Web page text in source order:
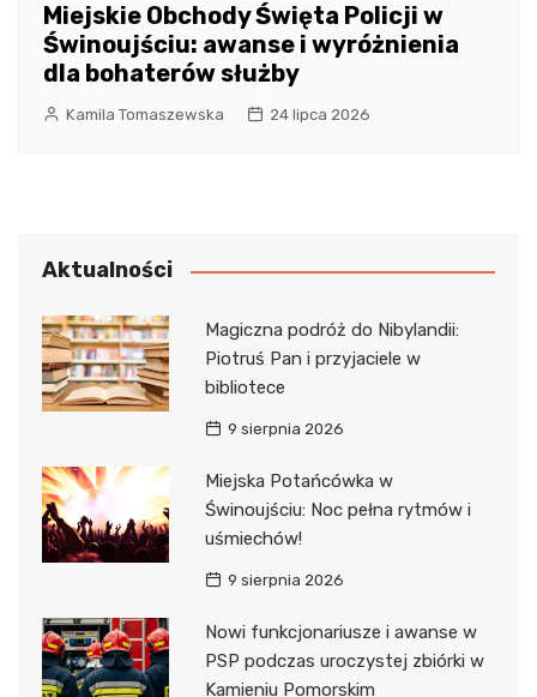
Miejskie Obchody Święta Policji w
Świnoujściu: awanse i wyróżnienia
dla bohaterów służby
Kamila Tomaszewska 24 lipca 2026
Aktualności
Magiczna podróż do Nibylandii:
Piotruś Pan i przyjaciele w
bibliotece
9 sierpnia 2026
Miejska Potańcówka w
Świnoujściu: Noc pełna rytmów i
uśmiechów!
9 sierpnia 2026
Nowi funkcjonariusze i awanse w
PSP podczas uroczystej zbiórki w
Kamieniu Pomorskim